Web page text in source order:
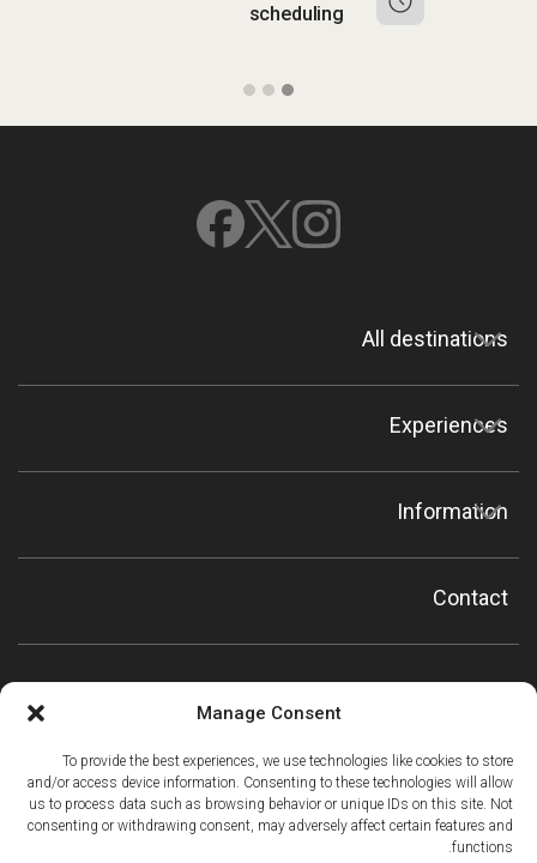
Manage Consent
To provide the best experiences, we use technologies like cookies to store
and/or access device information. Consenting to these technologies will allow
us to process data such as browsing behavior or unique IDs on this site. Not
consenting or withdrawing consent, may adversely affect certain features and
functions.
scheduling
All destinations
Experiences
Information
Contact